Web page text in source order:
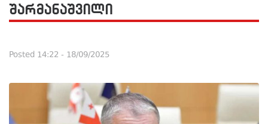
შარმანაშვილი
Posted 14:22 - 18/09/2025